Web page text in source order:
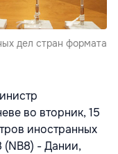
дел стран формата
во вторник, 15
иностранных
- Дании,